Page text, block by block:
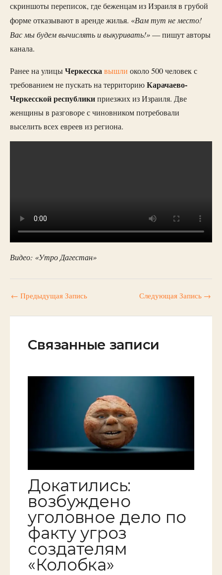
скриншоты переписок, где беженцам из Израиля в грубой
форме отказывают в аренде жилья. «Вам тут не место!
Вас мы будем вычислять и выкуривать!»— пишут авторы
канала.
Ранее на улицыЧеркесскавышли около 500 человек с
требованием не пускать на территориюКарачаево-
Черкесской республикиприезжих из Израиля. Две
женщины в разговоре с чиновником потребовали
выселить всех евреев из региона.
Видео: «Утро Дагестан»
← Предыдущая Запись Следующая Запись →
Связанные записи
Докатились:
возбуждено
уголовное дело по
факту угроз
создателям
«Колобка»